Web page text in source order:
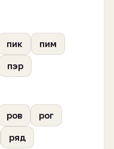
пик пим
пэр
ров рог
ряд